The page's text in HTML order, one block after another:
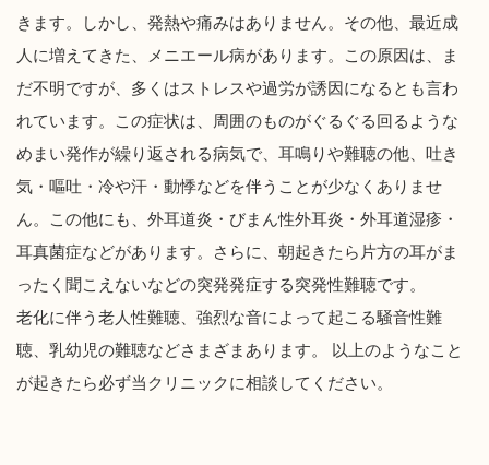
きます。しかし、発熱や痛みはありません。その他、最近成
人に増えてきた、メニエール病があります。この原因は、ま
だ不明ですが、多くはストレスや過労が誘因になるとも言わ
れています。この症状は、周囲のものがぐるぐる回るような
めまい発作が繰り返される病気で、耳鳴りや難聴の他、吐き
気・嘔吐・冷や汗・動悸などを伴うことが少なくありませ
ん。この他にも、外耳道炎・びまん性外耳炎・外耳道湿疹・
耳真菌症などがあります。さらに、朝起きたら片方の耳がま
ったく聞こえないなどの突発発症する突発性難聴です。
老化に伴う老人性難聴、強烈な音によって起こる騒音性難
聴、乳幼児の難聴などさまざまあります。 以上のようなこと
が起きたら必ず当クリニックに相談してください。